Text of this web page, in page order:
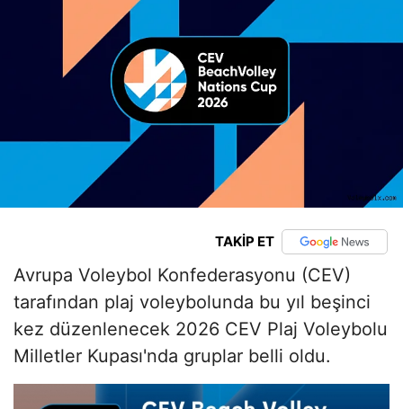
TAKİP ET
Avrupa Voleybol Konfederasyonu (CEV)
tarafından plaj voleybolunda bu yıl beşinci
kez düzenlenecek 2026 CEV Plaj Voleybolu
Milletler Kupası'nda gruplar belli oldu.